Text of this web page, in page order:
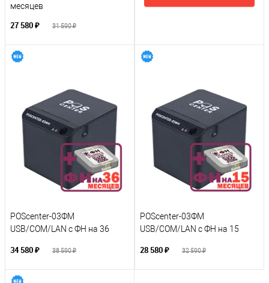
месяцев
27 580 ₽ 31 590 ₽
POScenter-03ФM
USB/COM/LAN с ФН на 36
34 580 ₽ 38 590 ₽
POScenter-03ФM
USB/COM/LAN с ФН на 15
28 580 ₽ 32 590 ₽